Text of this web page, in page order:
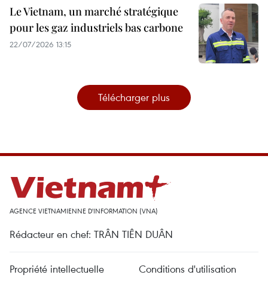
Le Vietnam, un marché stratégique
pour les gaz industriels bas carbone
22/07/2026 13:15
Télécharger plus
AGENCE VIETNAMIENNE D'INFORMATION (VNA)
Rédacteur en chef: TRÂN TIÊN DUÂN
Propriété intellectuelle
Conditions d'utilisation